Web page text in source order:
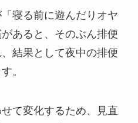
寝る前に遊んだりオヤ
あると、そのぶん排便
結果として夜中の排便
。
て変化するため、見直